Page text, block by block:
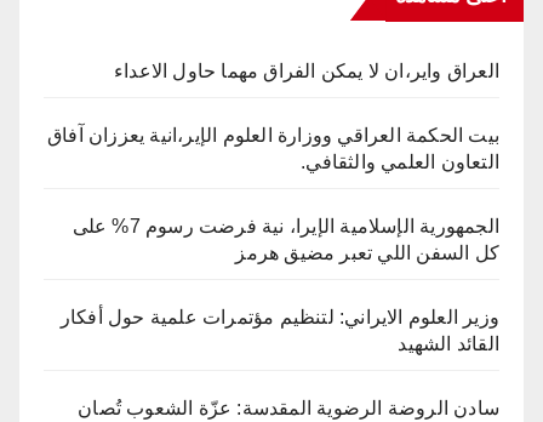
العراق واير،ان لا يمكن الفراق مهما حاول الاعداء
بيت الحكمة العراقي ووزارة العلوم الإير،انية يعززان آفاق
التعاون العلمي والثقافي.
الجمهورية الإسلامية الإيرا، نية فرضت رسوم 7% على
كل السفن اللي تعبر مضيق هرمز
وزير العلوم الايراني: لتنظيم مؤتمرات علمية حول أفكار
القائد الشهيد
سادن الروضة الرضوية المقدسة: عزّة الشعوب تُصان